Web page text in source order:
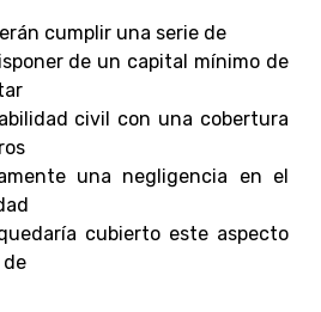
cumplir una serie de
de un capital mínimo de
civil con una cobertura
una negligencia en el
cubierto este aspecto